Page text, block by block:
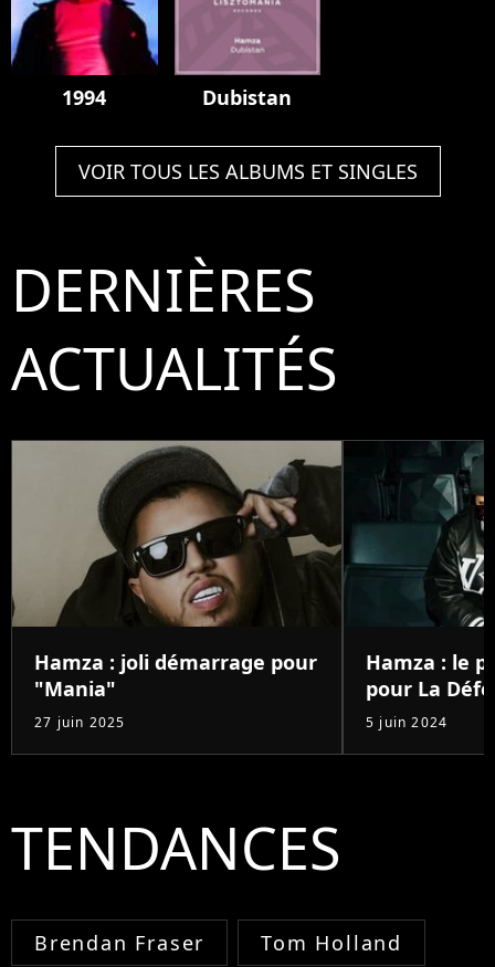
1994 Dubistan
VOIR TOUS LES ALBUMS ET SINGLES
DERNIÈRES
ACTUALITÉS
Hamza : joli démarrage pour
"Mania"
27 juin 2025
Hamza : le
pour La
5 juin 2024
TENDANCES
Brendan Fraser Tom Holland